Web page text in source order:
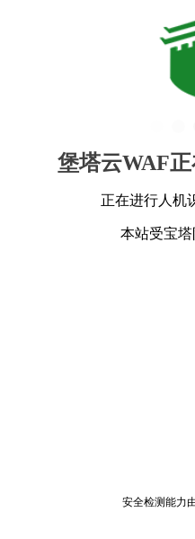
堡塔云WAF
正在进行人机
本站受宝
安全检测能力